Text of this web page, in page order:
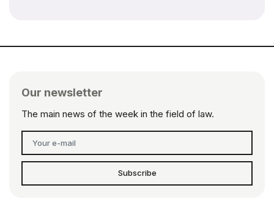
Our newsletter
The main news of the week in the field of law.
Subscribe